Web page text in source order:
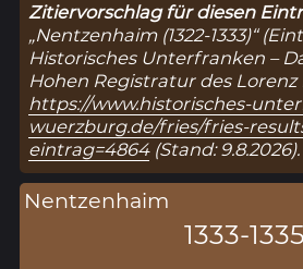
Zitiervorschlag für diesen
„Nentzenhaim (1322-1333)“
Historisches Unterfranken –
Hohen Registratur des Lorenz
https://www.historisches-
wuerzburg.de/fries/fries-
eintrag=4864(Stand: 9.8.2026).
Nentzenhaim
1333-1335